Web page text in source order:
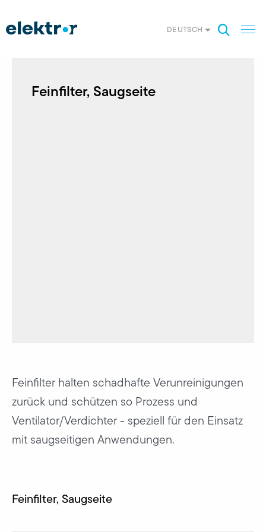
DEUTSCH
Feinfilter, Saugseite
Feinfilter halten schadhafte Verunreinigungen
zurück und schützen so Prozess und
Ventilator/Verdichter - speziell für den Einsatz
mit saugseitigen Anwendungen.
Feinfilter, Saugseite